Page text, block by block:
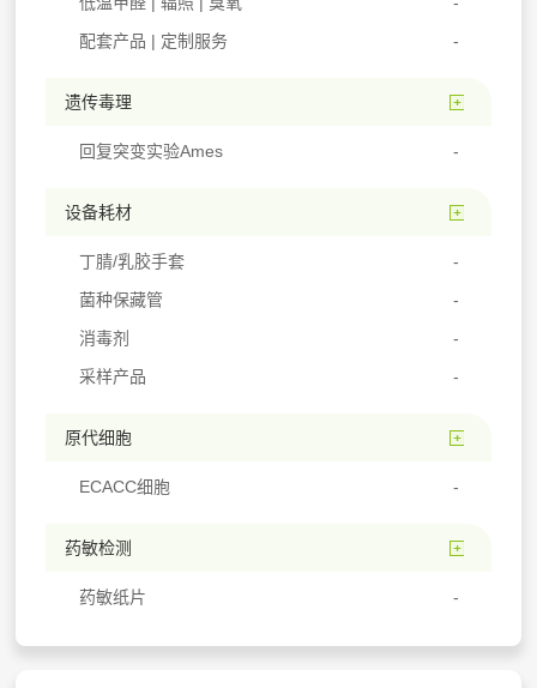
配套产品 | 定制服务
遗传毒理
回复突变实验Ames
设备耗材
丁腈/乳胶手套
菌种保藏管
消毒剂
采样产品
原代细胞
ECACC细胞
药敏检测
药敏纸片